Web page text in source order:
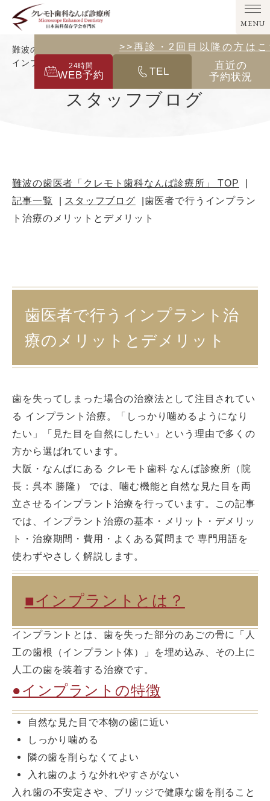
難波の歯医者「クレモト歯科なんば診療所」｜歯医者で行う
インプラント治療のメリットとデメリット
スタッフブログ
難波の歯医者「クレモト歯科なんば診療所」 TOP
記事一覧
スタッフブログ
歯医者で行うインプラン
ト治療のメリットとデメリット
歯医者で行うインプラント治
療のメリットとデメリット
歯を失ってしまった場合の治療法として注目されてい
る インプラント治療。「しっかり噛めるようになり
たい」「見た目を自然にしたい」という理由で多くの
方から選ばれています。
大阪・なんばにある クレモト歯科 なんば診療所（院
長：呉本 勝隆） では、噛む機能と自然な見た目を両
立させるインプラント治療を行っています。この記事
では、インプラント治療の基本・メリット・デメリッ
ト・治療期間・費用・よくある質問まで 専門用語を
使わずやさしく解説します。
■インプラントとは？
インプラントとは、歯を失った部分のあごの骨に「人
工の歯根（インプラント体）」を埋め込み、その上に
人工の歯を装着する治療です。
●インプラントの特徴
自然な見た目で本物の歯に近い
しっかり噛める
隣の歯を削らなくてよい
入れ歯のような外れやすさがない
入れ歯の不安定さや、ブリッジで健康な歯を削ること
MENU
WEB予約
24時間 TEL
直近の
予約状況
>>その他の診療メニューは
>>再診・2回目以降の方は